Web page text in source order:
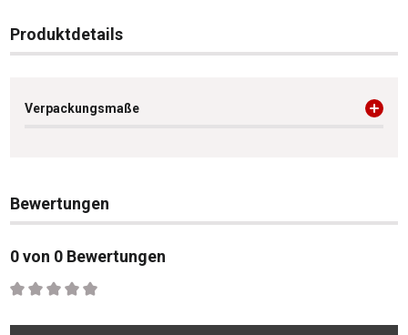
Produktdetails
Verpackungsmaße
Bewertungen
0 von 0 Bewertungen
Durchschnittliche Bewertung von 0 von 5 Sternen